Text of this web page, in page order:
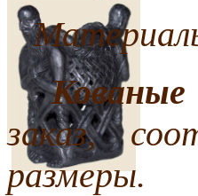
Материалы
Кованые
заказ,
размеры.